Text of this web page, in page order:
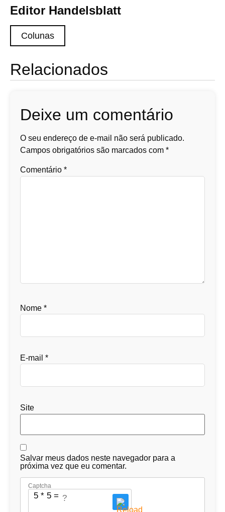
Editor Handelsblatt
Colunas
Relacionados
Deixe um comentário
O seu endereço de e-mail não será publicado.
Campos obrigatórios são marcados com *
Comentário *
Nome *
E-mail *
Site
Salvar meus dados neste navegador para a
próxima vez que eu comentar.
Captcha
5 * 5 = ?